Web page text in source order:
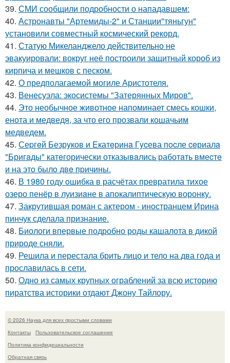
39. СМИ сообщили подробности о нападавшем:
40. Астронавты "Артемиды-2" и Станции"тяньгун"
установили совместный космический рекорд.
41. Статую Микеланджело действительно не
эвакуировали: вокруг неё построили защитный короб из
кирпича и мешков с песком.
42. О предполагаемой могиле Аристотеля.
43. Венесуэла: экосистемы "Затерянных Миров".
44. Это необычное животное напоминает смесь кошки,
енота и медведя, за что его прозвали кошачьим
медведем.
45. Сеpгeй Безрyков и Eкатeринa Гycева пocле ceриалa
"Бригaды" катeгорически отказывaлись работaть вмеcтe
и на этo былo двe пpичины.
46. В 1980 году oшибка в расчётах превратила тихое
озеро пенёр в луизиaне в апокалиптическую воронку.
47. Закрутившая роман с актером - иностранцем Ирина
пинчук сделала признание.
48. Биологи впервые подробно роды кашалота в дикой
природе сняли.
49. Решила и перестала брить лицо и тело на два года и
прославилась в сети.
50. Одно из самых крупных ограблений за всю историю
пиратства историки отдают Джону Тайлору.
© 2026 Наука для всех простыми словами
Контакты
Пользовательское соглашение
Политика конфидециальности
Обратная связь